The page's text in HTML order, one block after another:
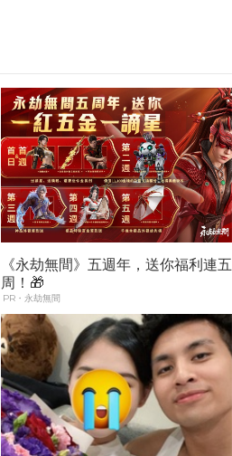
《永劫無間》五週年，送你福利連五
周！🎁
PR・永劫無間